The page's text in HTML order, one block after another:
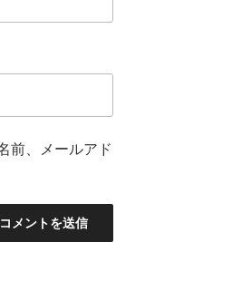
前、メールアド